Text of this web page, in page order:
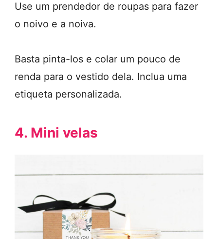
Use um prendedor de roupas para fazer
o noivo e a noiva.
Basta pinta-los e colar um pouco de
renda para o vestido dela. Inclua uma
etiqueta personalizada.
4. Mini velas